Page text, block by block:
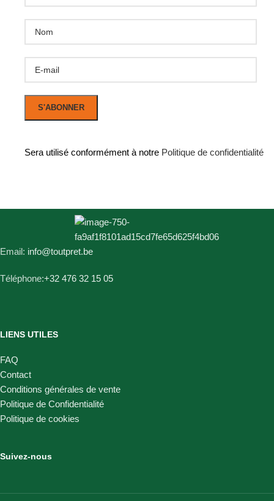
Sera utilisé conformément à notre Politique de confidentialité
Email: info@toutpret.be
Téléphone:+32 476 32 15 05
LIENS UTILES
FAQ
Contact
Conditions générales de vente
Politique de Confidentialité
Politique de cookies
Suivez-nous